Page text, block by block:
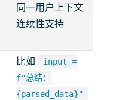
同一用户上下文
连续性支持
比如
input =
f"总结：
{parsed_data}"